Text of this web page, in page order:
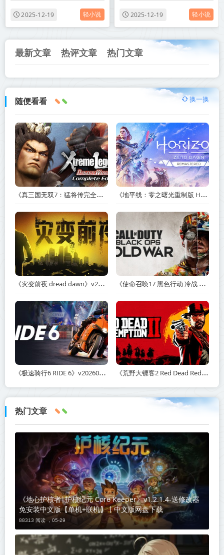
2025-12-19 轻小说
费txt下载
2025-12-19 轻小说
最新文章 热评文章 热门文章
随便看看 换一换
《真三国无双7：猛将传完全版 DYNASTY WARRIORS 7: Xtreme Legends Complete Edition》Build.3602035-免安装中文版【PC/手机双端】丨中文版 《地平线：零之曙光重制版 Horizon Zero Dawn Remastered》v1.5.89.0-送修改器丨中文版网盘下载
《灾变前夜 dread dawn》v20260530-免安装中文版丨中文版网盘下载 《使命召唤17 黑色行动 冷战 Call of Duty: Black Ops Cold War》v1.34.1.15931218-全DLC+送修改器丨中文版网盘下载
《极速骑行6 RIDE 6》v20260511-免安装中文版丨中文版网盘下载 《荒野大镖客2 Red Dead Redemption 2》v1491.50-打包mod+送修改器丨中文版网盘下载
热门文章
《地心护核者|护核纪元 Core Keeper》v1.2.1.4-送修改器
免安装中文版【单机+联机】丨中文版网盘下载
88313 阅读 ，05-29